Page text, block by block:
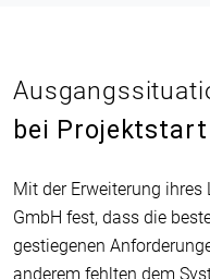
bei Projektstart
Mit der Erweiterung ihres
GmbH fest, dass die
gestiegenen
anderem fehlten dem